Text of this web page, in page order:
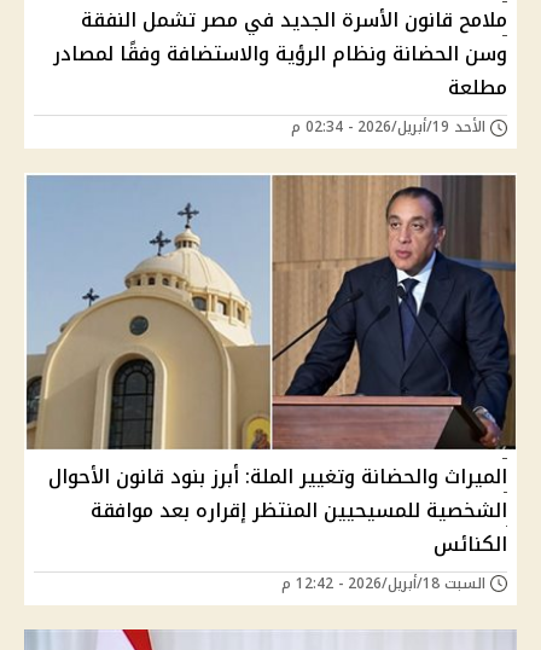
ملامح قانون الأسرة الجديد في مصر تشمل النفقة
وسن الحضانة ونظام الرؤية والاستضافة وفقًا لمصادر
مطلعة
الأحد 19/أبريل/2026 - 02:34 م
الميراث والحضانة وتغيير الملة: أبرز بنود قانون الأحوال
الشخصية للمسيحيين المنتظر إقراره بعد موافقة
الكنائس
السبت 18/أبريل/2026 - 12:42 م